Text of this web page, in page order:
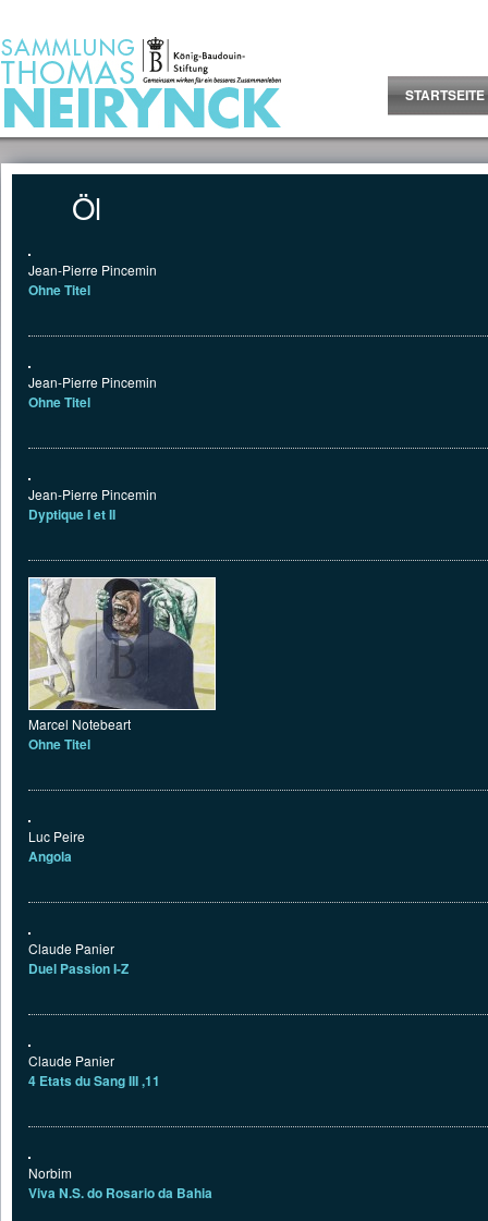
STARTSEITE
Öl
Jean-Pierre Pincemin
Ohne Titel
Jean-Pierre Pincemin
Ohne Titel
Jean-Pierre Pincemin
Dyptique I et II
Marcel Notebeart
Ohne Titel
Luc Peire
Angola
Claude Panier
Duel Passion I-Z
Claude Panier
4 Etats du Sang III ,11
Norbim
Viva N.S. do Rosario da Bahia